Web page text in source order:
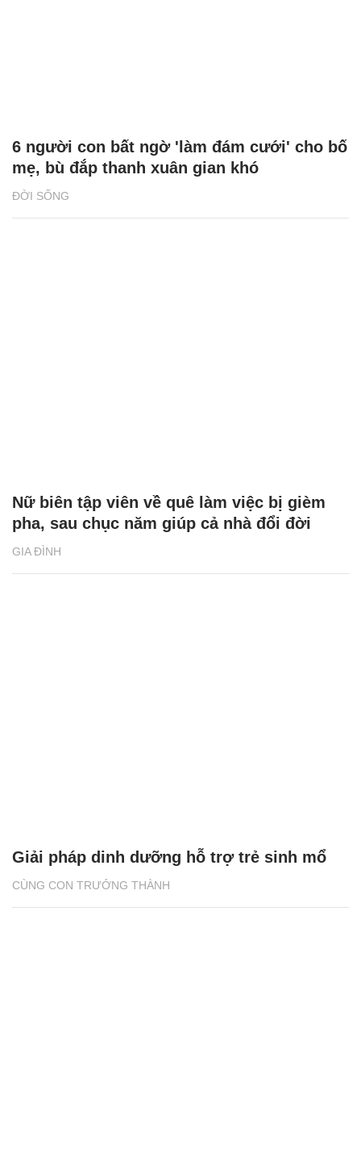
ĐỜI SỐNG
6 người con bất ngờ 'làm đám cưới' cho bố
mẹ, bù đắp thanh xuân gian khó
GIA ĐÌNH
Nữ biên tập viên về quê làm việc bị gièm
pha, sau chục năm giúp cả nhà đổi đời
CÙNG CON TRƯỞNG THÀNH
Giải pháp dinh dưỡng hỗ trợ trẻ sinh mổ